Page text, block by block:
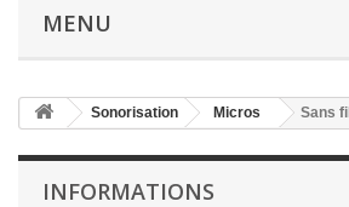
MENU
Sonorisation Micros Sans fil
INFORMATIONS